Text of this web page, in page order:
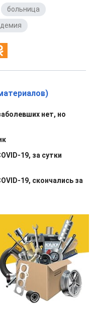
больница
нет, но
19, за сутки
19, скончались за